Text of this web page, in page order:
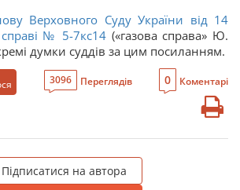
Верховного Суду України від 14
№ 5-7кс14 («газова справа» Ю.
думки суддів за цим посиланням.
3096 Переглядів 0 Коментарі
Підписатися на автора